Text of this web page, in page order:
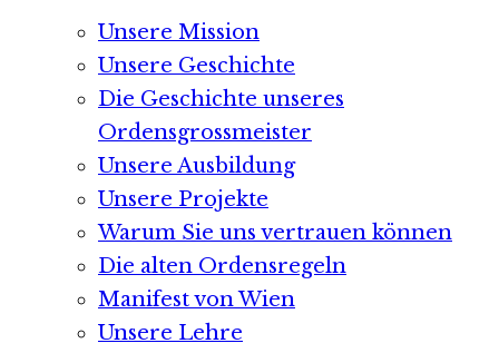
Unsere Mission
Unsere Geschichte
Die Geschichte unseres
Ordensgrossmeister
Unsere Ausbildung
Unsere Projekte
Warum Sie uns vertrauen können
Die alten Ordensregeln
Manifest von Wien
Unsere Lehre